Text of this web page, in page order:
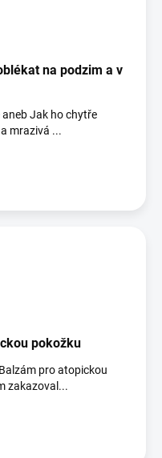
na podzim a v
Jak ho chytře
mrazivá ...
pokožku
pro atopickou
zakazoval...